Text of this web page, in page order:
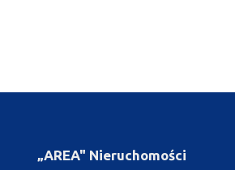
„AREA" Nieruchomości